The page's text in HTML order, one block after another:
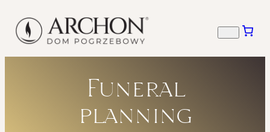
Funeral
planning